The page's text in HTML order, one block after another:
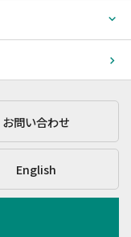
お問い合わせ
English